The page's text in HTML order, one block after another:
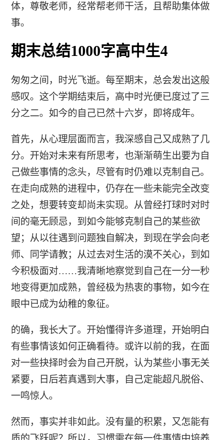
体，尊敬老师，经常帮老师干活，且帮助集体做
事。
期末总结1000字高中生4
匆匆之间，时光飞逝。每至期末，总会发出这般
感叹。这个学期结束后，高中时光便已度过了三
分之二。如今的自己已然十六岁，即将成年。
首先，从心理层面而言，我深感自己又成熟了几
分。开始对未来有所思考，也渐渐萌生出要为自
己做些事情的念头，尽管有时仍难以克制自己。
在走向成熟的进程中，仍存在一些未能完全改变
之处，想要转变却尚未实现。从曾经打球时对时
间的毫无顾忌，到如今能够克制自己的某些欲
望；从以往遇到问题独自解决，到现在学会向老
师、同学请教；从过去对生活的漠不关心，到如
今积极面对……我清晰地察觉到自己在一分一秒
地变得更加成熟，曾经极为热衷的事物，如今在
眼中已成为幼稚的象征。
的确，我长大了。开始懂得许多道理，开始明白
有些事情该如何正确看待。或许以前的我，在面
对一些抉择时会为自己开脱，认为某些小事无关
紧要，日后若真遇到大事，自己定能超凡脱俗、
一鸣惊人。
然而，事实并非如此。没有量的积累，又怎能有